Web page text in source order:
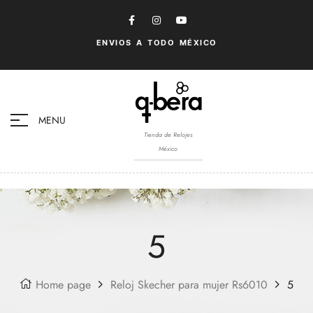
ENVIOS A TODO MÉXICO
MENU
Tienda de Relojes
México
5
Home page Reloj Skecher para mujer Rs6010 5